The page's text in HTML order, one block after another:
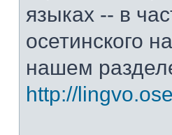
языках -- в
осетинского
нашем
http://